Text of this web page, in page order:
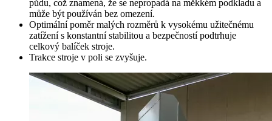
půdu, což znamená, že se nepropadá na měkkém podkladu a
může být používán bez omezení.
Optimální poměr malých rozměrů k vysokému užitečnému
zatížení s konstantní stabilitou a bezpečností podtrhuje
celkový balíček stroje.
Trakce stroje v poli se zvyšuje.